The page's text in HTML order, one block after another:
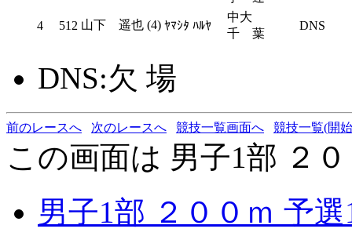
4 512 山下 遥也 (4) ﾔﾏｼﾀ ﾊﾙﾔ
中大
千 葉
DNS
DNS:欠 場
前のレースへ 次のレースへ 競技一覧画面へ 競技一覧(開
この画面は 男子1部 ２
男子1部 ２００ｍ 予選